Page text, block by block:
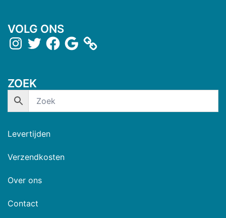
VOLG ONS
ZOEK
Levertijden
Verzendkosten
Over ons
Contact